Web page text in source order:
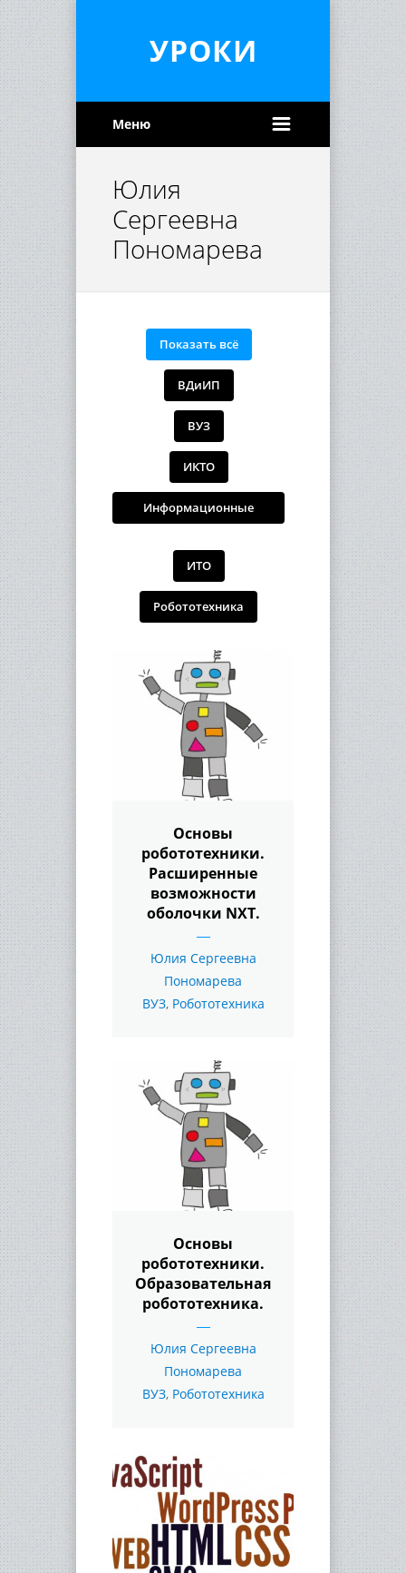
УРОКИ
Меню
Юлия
Сергеевна
Пономарева
Показать всё
ВДиИП
ВУЗ
ИКТО
Информационные
ИТО
Робототехника
Основы
робототехники.
Расширенные
возможности
оболочки NXT.
Юлия Сергеевна
Пономарева
ВУЗ, Робототехника
Основы
робототехники.
Образовательная
робототехника.
Юлия Сергеевна
Пономарева
ВУЗ, Робототехника